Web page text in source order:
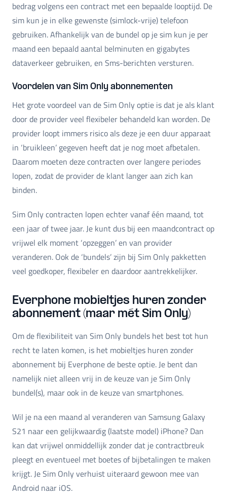
bedrag volgens een contract met een bepaalde looptijd. De
sim kun je in elke gewenste (simlock-vrije) telefoon
gebruiken. Afhankelijk van de bundel op je sim kun je per
maand een bepaald aantal belminuten en gigabytes
dataverkeer gebruiken, en Sms-berichten versturen.
Voordelen van Sim Only abonnementen
Het grote voordeel van de Sim Only optie is dat je als klant
door de provider veel flexibeler behandeld kan worden. De
provider loopt immers risico als deze je een duur apparaat
in ‘bruikleen’ gegeven heeft dat je nog moet afbetalen.
Daarom moeten deze contracten over langere periodes
lopen, zodat de provider de klant langer aan zich kan
binden.
Sim Only contracten lopen echter vanaf één maand, tot
een jaar of twee jaar. Je kunt dus bij een maandcontract op
vrijwel elk moment ‘opzeggen’ en van provider
veranderen. Ook de ‘bundels’ zijn bij Sim Only pakketten
veel goedkoper, flexibeler en daardoor aantrekkelijker.
Everphone mobieltjes huren zonder
abonnement (maar mét Sim Only)
Om de flexibiliteit van Sim Only bundels het best tot hun
recht te laten komen, is het mobieltjes huren zonder
abonnement bij Everphone de beste optie. Je bent dan
namelijk niet alleen vrij in de keuze van je Sim Only
bundel(s), maar ook in de keuze van smartphones.
Wil je na een maand al veranderen van Samsung Galaxy
S21 naar een gelijkwaardig (laatste model) iPhone? Dan
kan dat vrijwel onmiddellijk zonder dat je contractbreuk
pleegt en eventueel met boetes of bijbetalingen te maken
krijgt. Je Sim Only verhuist uiteraard gewoon mee van
Android naar iOS.